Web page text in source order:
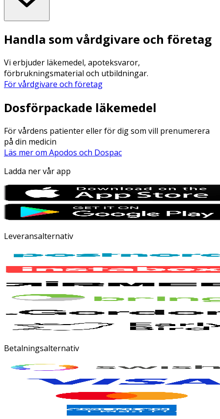
Handla som vårdgivare och företag
Vi erbjuder läkemedel, apoteksvaror,
förbrukningsmaterial och utbildningar.
För vårdgivare och företag
Dosförpackade läkemedel
För vårdens patienter eller för dig som vill prenumerera
på din medicin
Läs mer om Apodos och Dospac
Ladda ner vår app
Leveransalternativ
Betalningsalternativ